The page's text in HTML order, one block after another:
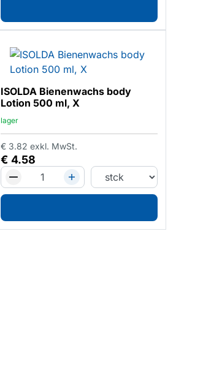
ISOLDA Bienenwachs body
Lotion 500 ml, X
lager
€ 4.58
€ 3.82 exkl. MwSt.